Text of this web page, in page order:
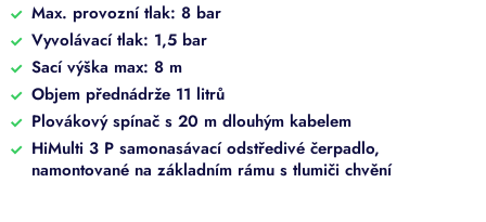
Max. provozní tlak: 8 bar
Vyvolávací tlak: 1,5 bar
Sací výška max: 8 m
Objem přednádrže 11 litrů
Plovákový spínač s 20 m dlouhým kabelem
HiMulti 3 P samonasávací odstředivé čerpadlo,
namontované na základním rámu s tlumiči chvění